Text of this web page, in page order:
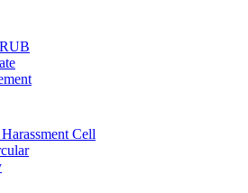
Cell